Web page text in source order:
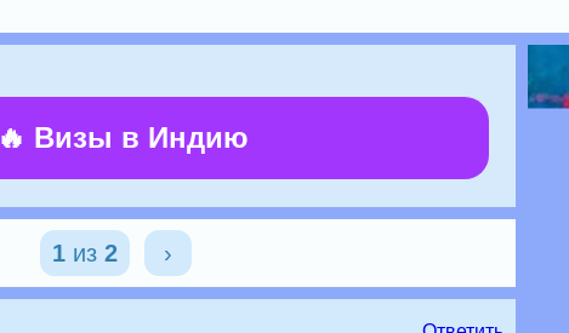
🔥 Визы в Индию
1из 2 ›